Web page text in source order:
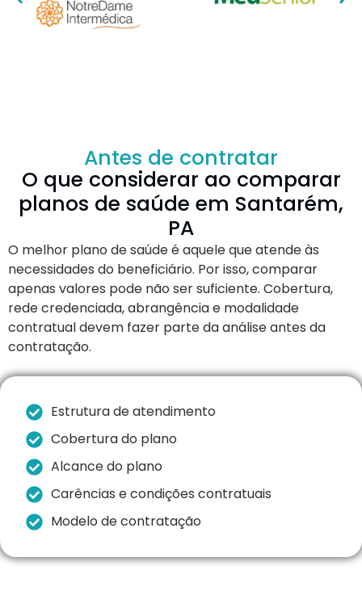
Antes de contratar
O que considerar ao comparar
planos de saúde em Santarém,
PA
O melhor plano de saúde é aquele que atende às
necessidades do beneficiário. Por isso, comparar
apenas valores pode não ser suficiente. Cobertura,
rede credenciada, abrangência e modalidade
contratual devem fazer parte da análise antes da
contratação.
Estrutura de atendimento
Cobertura do plano
Alcance do plano
Carências e condições contratuais
Modelo de contratação